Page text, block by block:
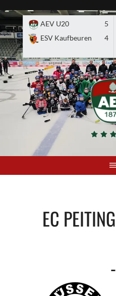
to
content
AEV U20
5
ESV Kaufbeuren
4
EC PEITING
-